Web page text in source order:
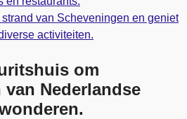
van Scheveningen en geniet
activiteiten.
om
van Nederlandse